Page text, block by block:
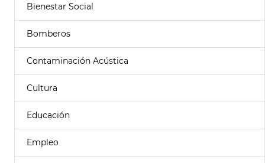
Bienestar Social
Bomberos
Contaminación Acústica
Cultura
Educación
Empleo